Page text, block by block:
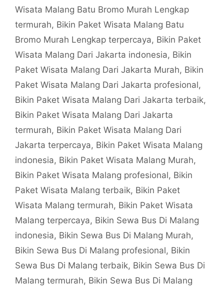
Wisata Malang Batu Bromo Murah Lengkap
termurah, Bikin Paket Wisata Malang Batu
Bromo Murah Lengkap terpercaya, Bikin Paket
Wisata Malang Dari Jakarta indonesia, Bikin
Paket Wisata Malang Dari Jakarta Murah, Bikin
Paket Wisata Malang Dari Jakarta profesional,
Bikin Paket Wisata Malang Dari Jakarta terbaik,
Bikin Paket Wisata Malang Dari Jakarta
termurah, Bikin Paket Wisata Malang Dari
Jakarta terpercaya, Bikin Paket Wisata Malang
indonesia, Bikin Paket Wisata Malang Murah,
Bikin Paket Wisata Malang profesional, Bikin
Paket Wisata Malang terbaik, Bikin Paket
Wisata Malang termurah, Bikin Paket Wisata
Malang terpercaya, Bikin Sewa Bus Di Malang
indonesia, Bikin Sewa Bus Di Malang Murah,
Bikin Sewa Bus Di Malang profesional, Bikin
Sewa Bus Di Malang terbaik, Bikin Sewa Bus Di
Malang termurah, Bikin Sewa Bus Di Malang